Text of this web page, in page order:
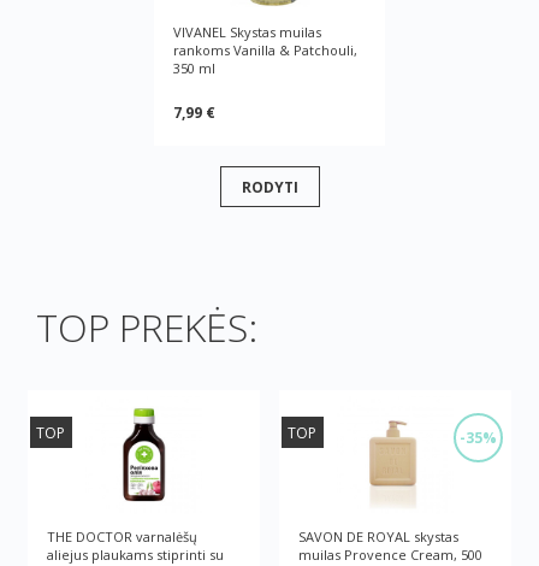
VIVANEL Skystas muilas
rankoms Vanilla & Patchouli,
350 ml
7,99 €
RODYTI
TOP PREKĖS:
TOP
THE DOCTOR varnalėšų
aliejus plaukams stiprinti su
-35%
TOP
SAVON DE ROYAL skystas
muilas Provence Cream, 500